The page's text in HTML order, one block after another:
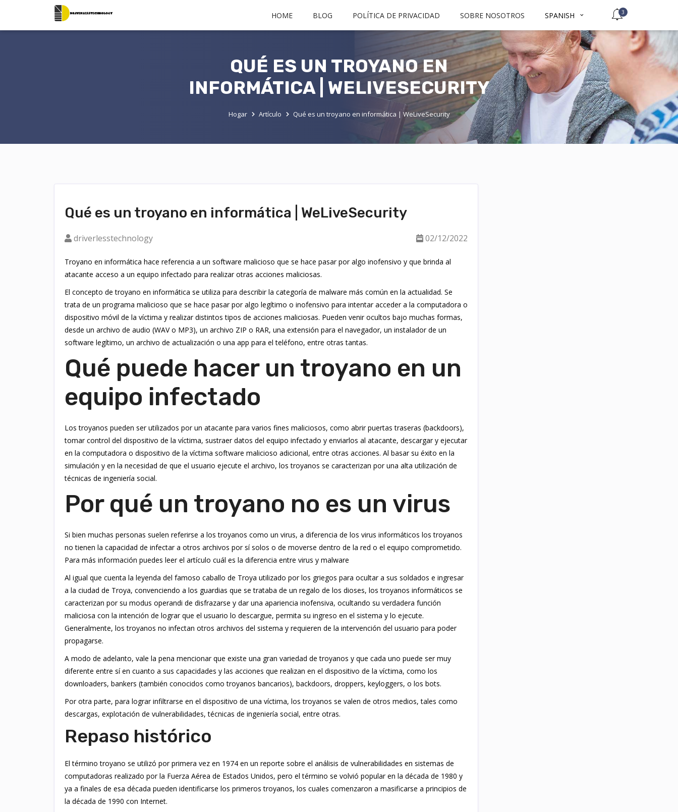
HOME BLOG POLÍTICA DE PRIVACIDAD SOBRE NOSOTROS SPANISH 3
QUÉ ES UN TROYANO EN
INFORMÁTICA | WELIVESECURITY
Hogar Artículo Qué es un troyano en informática | WeLiveSecurity
Qué es un troyano en informática | WeLiveSecurity
driverlesstechnology 02/12/2022
Troyano en informática hace referencia a un software malicioso que se hace pasar por algo inofensivo y que brinda al
atacante acceso a un equipo infectado para realizar otras acciones maliciosas.
El concepto de troyano en informática se utiliza para describir la categoría de malware más común en la actualidad. Se
trata de un programa malicioso que se hace pasar por algo legítimo o inofensivo para intentar acceder a la computadora o
dispositivo móvil de la víctima y realizar distintos tipos de acciones maliciosas. Pueden venir ocultos bajo muchas formas,
desde un archivo de audio (WAV o MP3), un archivo ZIP o RAR, una extensión para el navegador, un instalador de un
software legítimo, un archivo de actualización o una app para el teléfono, entre otras tantas.
Qué puede hacer un troyano en un
equipo infectado
Los troyanos pueden ser utilizados por un atacante para varios fines maliciosos, como abrir puertas traseras (backdoors),
tomar control del dispositivo de la víctima, sustraer datos del equipo infectado y enviarlos al atacante, descargar y ejecutar
en la computadora o dispositivo de la víctima software malicioso adicional, entre otras acciones. Al basar su éxito en la
simulación y en la necesidad de que el usuario ejecute el archivo, los troyanos se caracterizan por una alta utilización de
técnicas de ingeniería social.
Por qué un troyano no es un virus
Si bien muchas personas suelen referirse a los troyanos como un virus, a diferencia de los virus informáticos los troyanos
no tienen la capacidad de infectar a otros archivos por sí solos o de moverse dentro de la red o el equipo comprometido.
Para más información puedes leer el artículo cuál es la diferencia entre virus y malware
Al igual que cuenta la leyenda del famoso caballo de Troya utilizado por los griegos para ocultar a sus soldados e ingresar
a la ciudad de Troya, convenciendo a los guardias que se trataba de un regalo de los dioses, los troyanos informáticos se
caracterizan por su modus operandi de disfrazarse y dar una apariencia inofensiva, ocultando su verdadera función
maliciosa con la intención de lograr que el usuario lo descargue, permita su ingreso en el sistema y lo ejecute.
Generalmente, los troyanos no infectan otros archivos del sistema y requieren de la intervención del usuario para poder
propagarse.
A modo de adelanto, vale la pena mencionar que existe una gran variedad de troyanos y que cada uno puede ser muy
diferente entre sí en cuanto a sus capacidades y las acciones que realizan en el dispositivo de la víctima, como los
downloaders, bankers (también conocidos como troyanos bancarios), backdoors, droppers, keyloggers, o los bots.
Por otra parte, para lograr infiltrarse en el dispositivo de una víctima, los troyanos se valen de otros medios, tales como
descargas, explotación de vulnerabilidades, técnicas de ingeniería social, entre otras.
Repaso histórico
El término troyano se utilizó por primera vez en 1974 en un reporte sobre el análisis de vulnerabilidades en sistemas de
computadoras realizado por la Fuerza Aérea de Estados Unidos, pero el término se volvió popular en la década de 1980 y
ya a finales de esa década pueden identificarse los primeros troyanos, los cuales comenzaron a masificarse a principios de
la década de 1990 con Internet.